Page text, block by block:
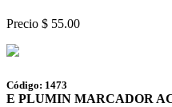
Precio $ 55.00
Código: 1473
E PLUMIN MARCADOR